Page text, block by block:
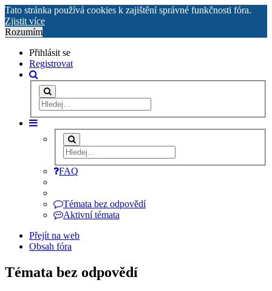
Tato stránka používá cookies k zajištění správné funkčnosti fóra.
Zjistit více
Rozumím
Přihlásit se
Registrovat
FAQ
Témata bez odpovědí
Aktivní témata
Přejít na web
Obsah fóra
Témata bez odpovědí